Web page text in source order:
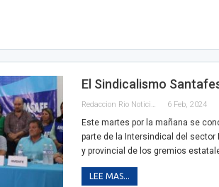
El Sindicalismo
Redaccion Rio Noticias 6 Feb, 2024
Este martes por la mañana se
parte de la Intersindical del sector
y provincial de los gremios
LEE MAS...